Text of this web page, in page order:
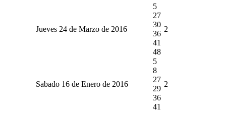
Jueves 24 de Marzo de 2016
5
27
30
36
41
48
2
Sabado 16 de Enero de 2016
5
8
27
29
36
41
2